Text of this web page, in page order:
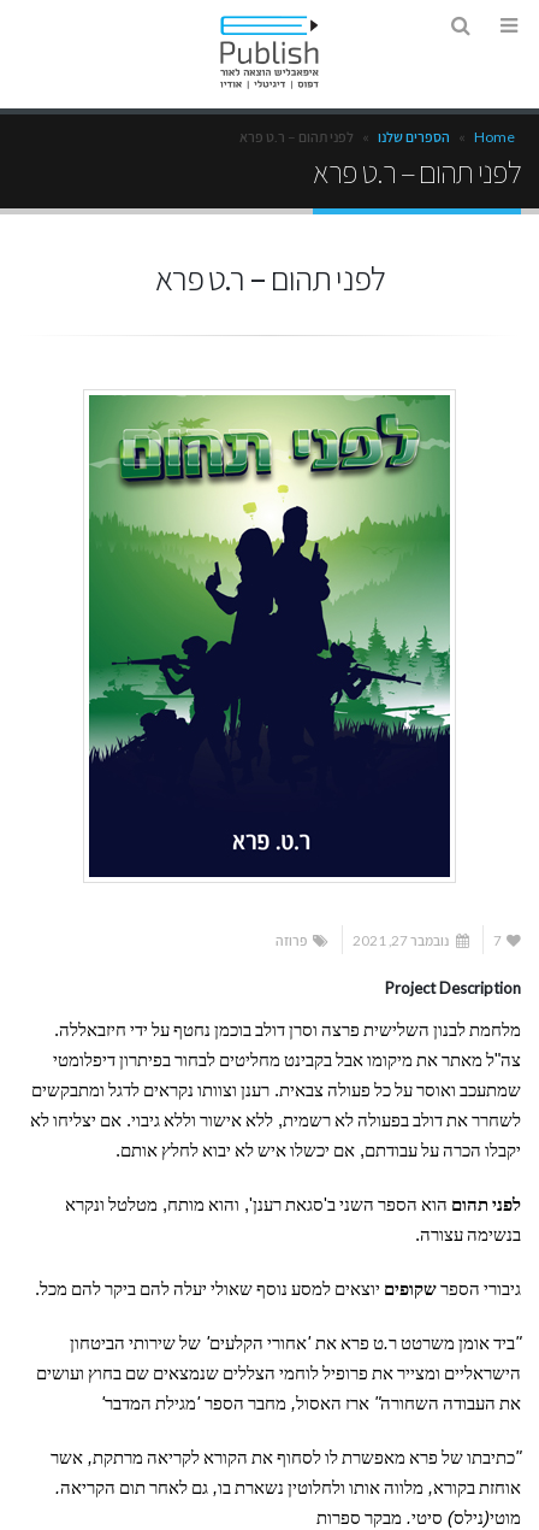
Home
» הספרים שלנו » לפני תהום – ר.ט פרא
לפני תהום – ר.ט פרא
לפני תהום – ר.ט פרא
7 נובמבר 27, 2021 פרוזה
Project Description
מלחמתלבנון השלישית פרצה וסרןדולבבוכמן נחטףעל ידי חיזבאללה.
צה"ל מאתראת מיקומואבלבקבינט מחליטים לבחורבפיתרוןדיפלומטי
שמתעכב ואוסרעלכל פעולהצבאית. רענן וצוותו נקראים לדגל ומתבקשים
לשחרראתדולבבפעולהלארשמית, ללאאישור וללאגיבוי. אם יצליחולא
יקבלו הכרהעלעבודתם, אם יכשלואישלא יבואלחלץאותם.
לפני תהום הוא הספר השניב'סגאתרענן', והוא מותח, מטלטל ונקרא
בנשימהעצורה.
גיבורי הספרשקופים יוצאים למסע נוסףשאולי יעלהלהם ביקרלהם מכל.
"בידאומן משרטטר.ט פראאת'אחורי הקלעים' שלשירותי הביטחון
הישראליים ומצייראת פרופיללוחמי הצללים שנמצאים שם בחוץ ועושים
את העבודה השחורה" ארז האסול, מחבר הספר'מגילת המדבר'
"כתיבתושל פרא מאפשרתלולסחוףאת הקוראלקריאה מרתקת, אשר
אוחזתבקורא, מלווהאותו ולחלוטין נשארתבו, גם לאחר תום הקריאה.
מוטי(נילס) סיטי. מבקר ספרות